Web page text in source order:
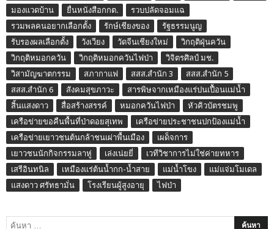
มองแวดบ้าน
ยื่นหนังสือกกต.
รวบปลัดจอมแฉ
รวมพลคนอยากเลือกตั้ง
รักษ์เชียงของ
รัฐธรรมนูญ
รับรองผลเลือกตั้ง
วังเวียง วัดจีนเชียงใหม่
วิกฤติฝุ่นควัน
วิกฤติหมอกควัน
วิกฤติหมอกควันไฟป่า
วิจิตรศิลป์ มช.
วิสามัญฆาตกรรม
สภากาแฟ สสส.สำนัก 3
สสส.สำนัก 5
สสส.สำนัก 6
สังคมสุขภาวะ
สารพิษจากเหมืองแร่ปนเปื้อนแม่น้ำ
สิ้นแสงดาว
สื่อสร้างสรรค์ หมอกควันไฟป่า
หัวคิวบัตรชมพู
เครือข่ายขอคืนพื้นที่ป่าดอยสุเทพ
เครือข่ายประชาชนปกป้องแม่น้ำ
เครือข่ายเยาวชนต้นกล้าชนเผ่าพื้นเมือง
เผด็จการ
เยาวชนนักกิจกรรมลาหู่
เล่งเน่ยยี่
เวทีวิชาการไม่ใช่ค่ายทหาร
เสรีอินทนิล
เหมืองแร่ต้นน้ำกก-น้ำสาย แม่น้ำโขง
แม่แจ่มโมเดล
แสงดาว ศรัทธามั่น
โรงเรียนผู้สูงอายุ ไฟป่า